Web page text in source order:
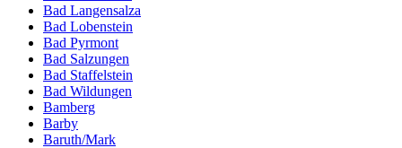
Bad Langensalza
Bad Lobenstein
Bad Pyrmont
Bad Salzungen
Bad Staffelstein
Bad Wildungen
Bamberg
Barby
Baruth/Mark